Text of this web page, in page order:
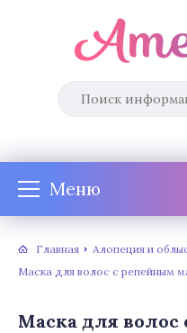
Меню
Главная
Алопеция и
Маска для волос с репейным
Маска для